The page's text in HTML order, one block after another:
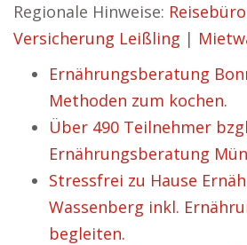
Regionale Hinweise:
Versicherung Leißling |
Ernährungsberatung
Methoden zum kochen.
Über 490 Teilnehmer
Ernährungsberatung
Stressfrei zu Hause
Wassenberg inkl.
begleiten.